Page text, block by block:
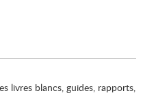
livres blancs, guides, rapports,